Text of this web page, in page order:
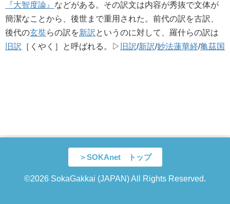
『大智度論』 などがある。その訳文は内容が秀抜で文体が
簡潔なことから、後世まで重用された。前代の訳を古訳、
後代の玄奘らの訳を新訳 というのに対して、羅什らの訳は
旧訳
［くやく］と呼ばれる。▷ 旧訳/新訳/妙法蓮華経/亀茲国
＞SOKAnet トップ
©2026 SokaGakkai (JAPAN) All Rights Reserved.